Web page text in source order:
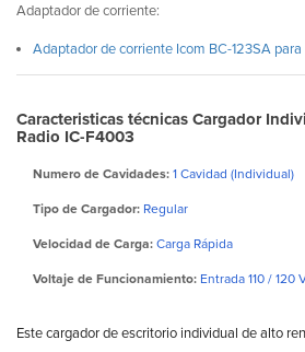
Adaptador de corriente:
Adaptador de corriente Icom BC-123SA
Caracteristicas técnicas Cargador
Radio IC-F4003
Numero de Cavidades: 1 Cavidad (Individual)
Tipo de Cargador: Regular
Velocidad de Carga: Carga Rápida
Voltaje de Funcionamiento: Entrada 110 / 120
Este cargador de escritorio individual de alto